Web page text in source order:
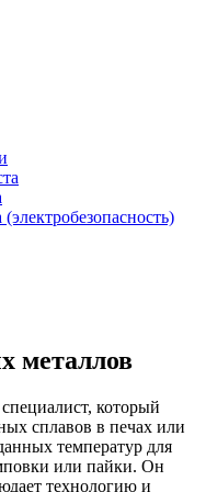
ме­тал­лов
который
сплавов в печах или
температур для
или пайки. Он
технологию и